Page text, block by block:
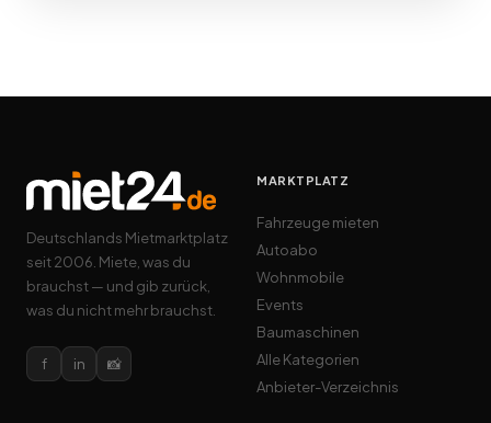
Deutschlands Mietmarktplatz
seit 2006. Miete, was du
brauchst — und gib zurück,
was du nicht mehr brauchst.
f in 📸
MARKTPLATZ
Fahrzeuge mieten
Autoabo
Wohnmobile
Events
Baumaschinen
Alle Kategorien
Anbieter-Verzeichnis